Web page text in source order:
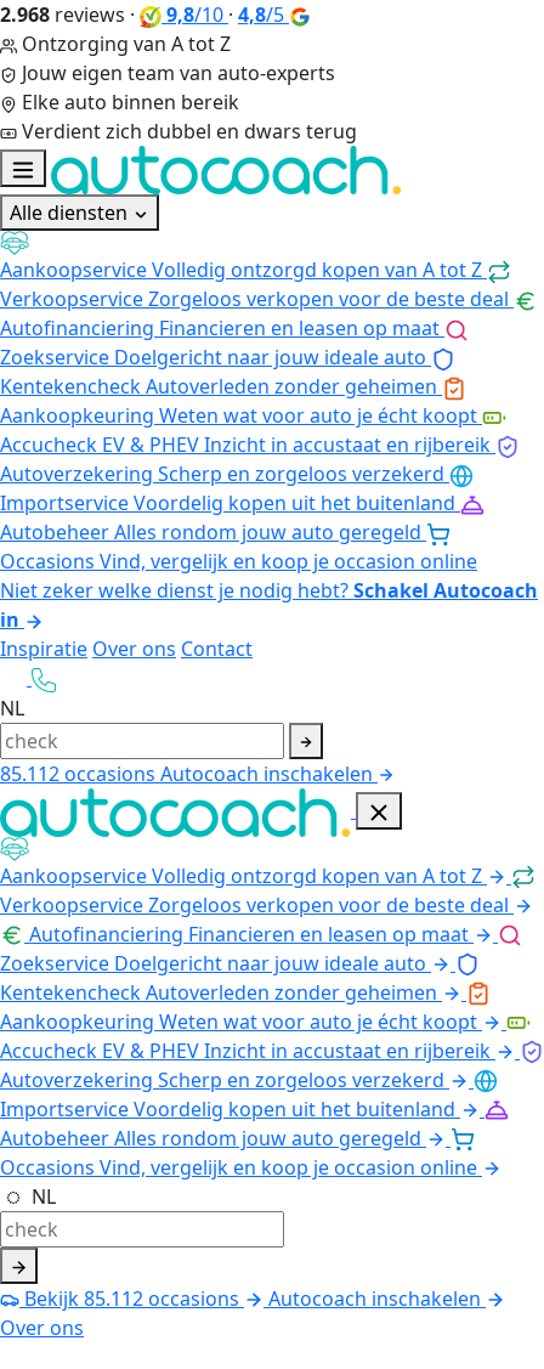
2.968 reviews · 9,8/10 · 4,8/5
Ontzorging van A tot Z
Jouw eigen team van auto-experts
Elke auto binnen bereik
Verdient zich dubbel en dwars terug
Alle diensten
AankoopserviceVolledig ontzorgd kopen van A tot Z
VerkoopserviceZorgeloos verkopen voor de beste deal
Autofinanciering Financieren en leasen op maat
Zoekservice Doelgericht naar jouw ideale auto
KentekencheckAutoverleden zonder geheimen
Aankoopkeuring Weten wat voor auto je écht koopt
Accucheck EV & PHEVInzicht in accustaat en rijbereik
Autoverzekering Scherp en zorgeloos verzekerd
ImportserviceVoordelig kopen uit het buitenland
AutobeheerAlles rondom jouw auto geregeld
Occasions Vind, vergelijk en koop je occasion online
Niet zeker welke dienst je nodig hebt?Schakel Autocoach
in
Inspiratie Over ons Contact
NL
85.112occasions Autocoach inschakelen
AankoopserviceVolledig ontzorgd kopen van A tot Z
VerkoopserviceZorgeloos verkopen voor de beste deal
Autofinanciering Financieren en leasen op maat
Zoekservice Doelgericht naar jouw ideale auto
KentekencheckAutoverleden zonder geheimen
Aankoopkeuring Weten wat voor auto je écht koopt
Accucheck EV & PHEVInzicht in accustaat en rijbereik
Autoverzekering Scherp en zorgeloos verzekerd
ImportserviceVoordelig kopen uit het buitenland
AutobeheerAlles rondom jouw auto geregeld
Occasions Vind, vergelijk en koop je occasion online
NL
Bekijk85.112occasions
Autocoach inschakelen
Over ons